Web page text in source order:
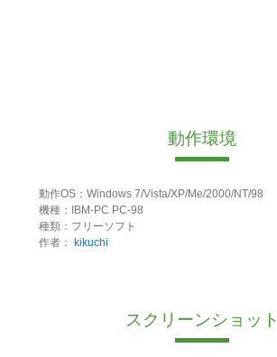
動作環境
動作OS：Windows 7/Vista/XP/Me/2000/NT/98
機種：IBM-PC PC-98
種類：フリーソフト
作者：
kikuchi
スクリーンショット